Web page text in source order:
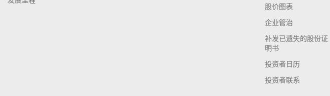
股价图表
企业管治
补发已遗失的股份证
明书
投资者日历
投资者联系